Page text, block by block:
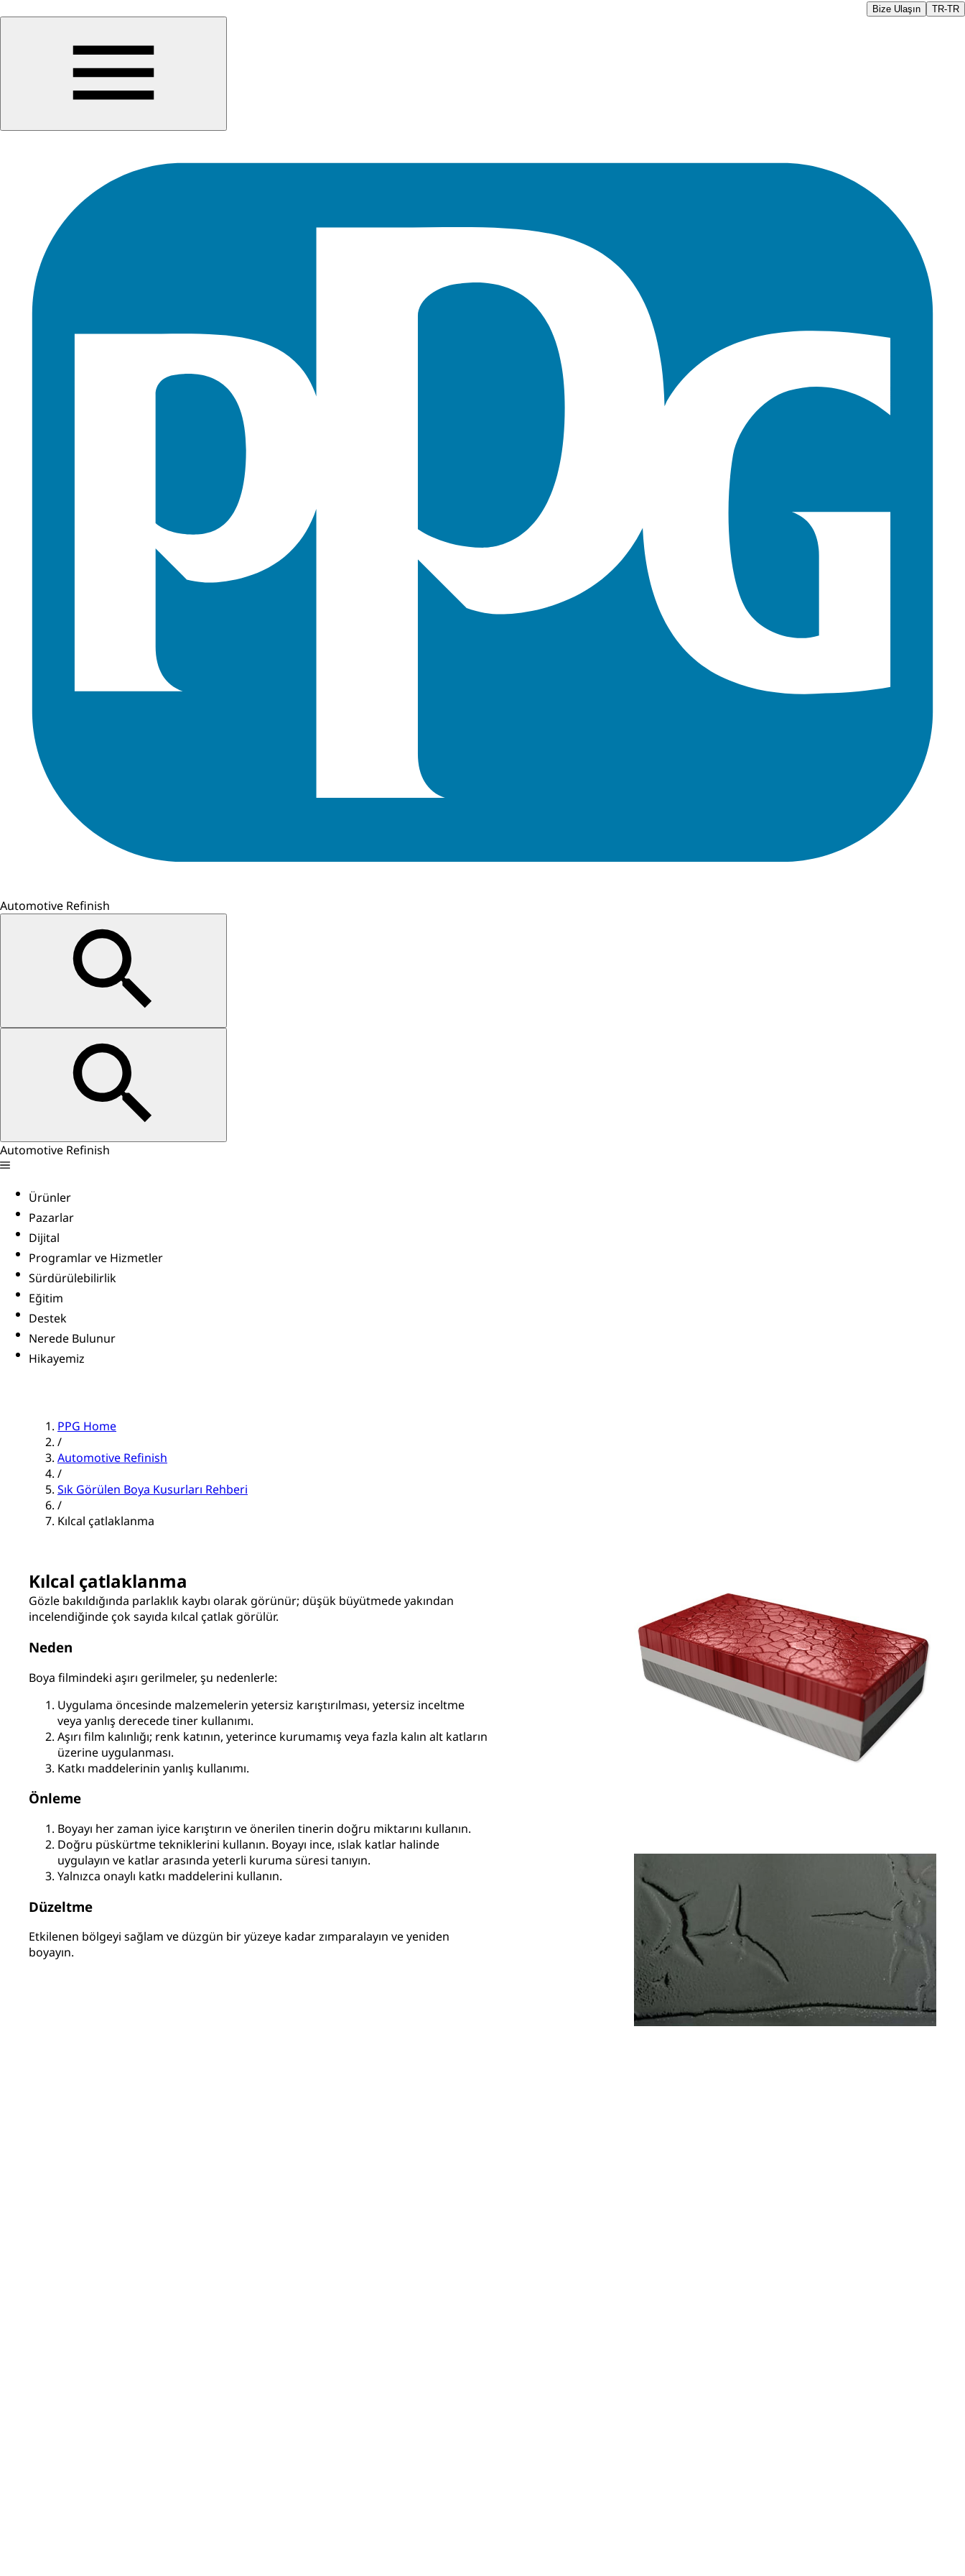
Bize Ulaşın TR-TR
Automotive Refinish
Automotive Refinish
Ürünler
Pazarlar
Dijital
Programlar ve Hizmetler
Sürdürülebilirlik
Eğitim
Destek
Nerede Bulunur
Hikayemiz
PPG Home
/
Automotive Refinish
/
Sık Görülen Boya Kusurları Rehberi
/
Kılcal çatlaklanma
Kılcal çatlaklanma
Gözle bakıldığında parlaklık kaybı olarak görünür; düşük büyütmede yakından
incelendiğinde çok sayıda kılcal çatlak görülür.
Neden
Boya filmindeki aşırı gerilmeler, şu nedenlerle:
Uygulama öncesinde malzemelerin yetersiz karıştırılması, yetersiz inceltme
veya yanlış derecede tiner kullanımı.
Aşırı film kalınlığı; renk katının, yeterince kurumamış veya fazla kalın alt katların
üzerine uygulanması.
Katkı maddelerinin yanlış kullanımı.
Önleme
Boyayı her zaman iyice karıştırın ve önerilen tinerin doğru miktarını kullanın.
Doğru püskürtme tekniklerini kullanın. Boyayı ince, ıslak katlar halinde
uygulayın ve katlar arasında yeterli kuruma süresi tanıyın.
Yalnızca onaylı katkı maddelerini kullanın.
Düzeltme
Etkilenen bölgeyi sağlam ve düzgün bir yüzeye kadar zımparalayın ve yeniden
boyayın.